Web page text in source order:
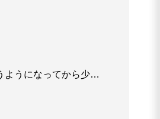
足の痛みが続いて外出が億劫になっていましたが、距骨サロンに通うようになってから少しずつ歩くのが楽になりました。 施術のたびに足が軽くなり、今ではお散歩や買い物にも前向きな気持ちで出かけられるようになりました。 先生がいつも優しく声をかけてくださるので安心して通えています。 これからも足を大切にしながら、元気に過ごしていきたいです。